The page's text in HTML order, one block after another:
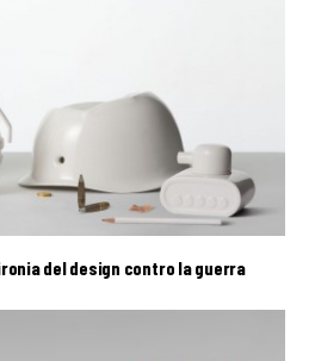
del design contro la guerra